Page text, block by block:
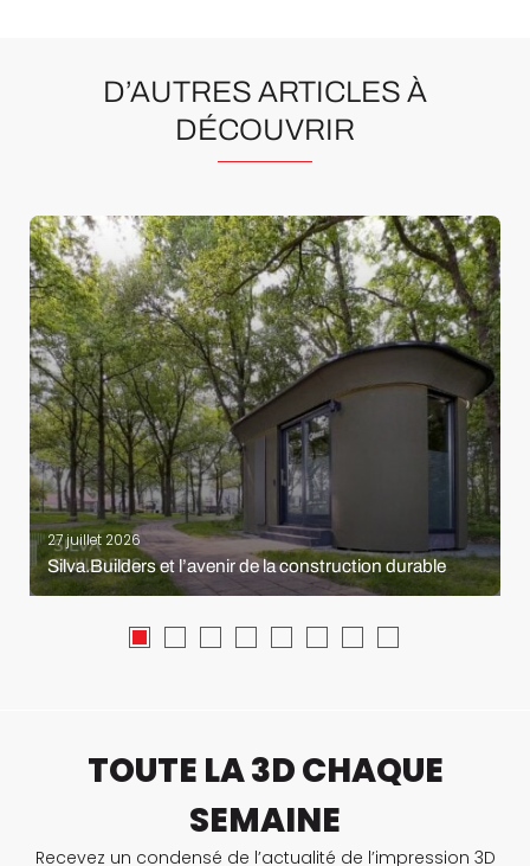
D’AUTRES ARTICLES À
DÉCOUVRIR
27 juillet 2026
Silva.Builders et l’avenir de la construction durable
TOUTE LA 3D CHAQUE
SEMAINE
Recevez un condensé de l’actualité de l’impression 3D